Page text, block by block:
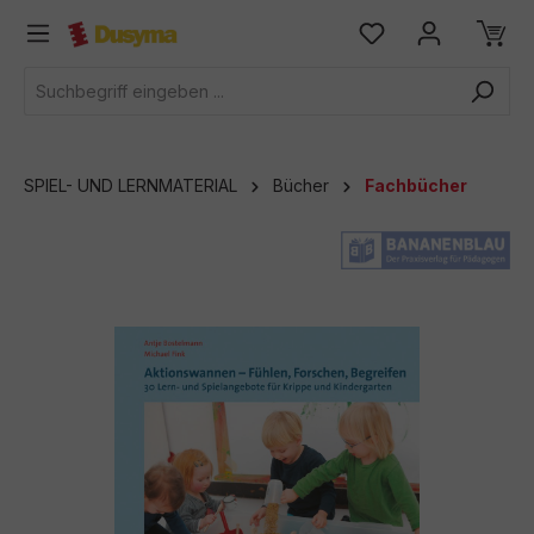
springen
SPIEL- UND LERNMATERIAL Bücher Fachbücher
Bildergalerie überspringen